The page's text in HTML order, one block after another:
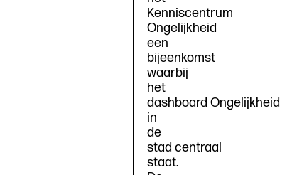
Kenniscentrum
Ongelijkheid
een
bijeenkomst
waarbij
het
dashboard Ongelijkheid
in
de
stad centraal
staat.